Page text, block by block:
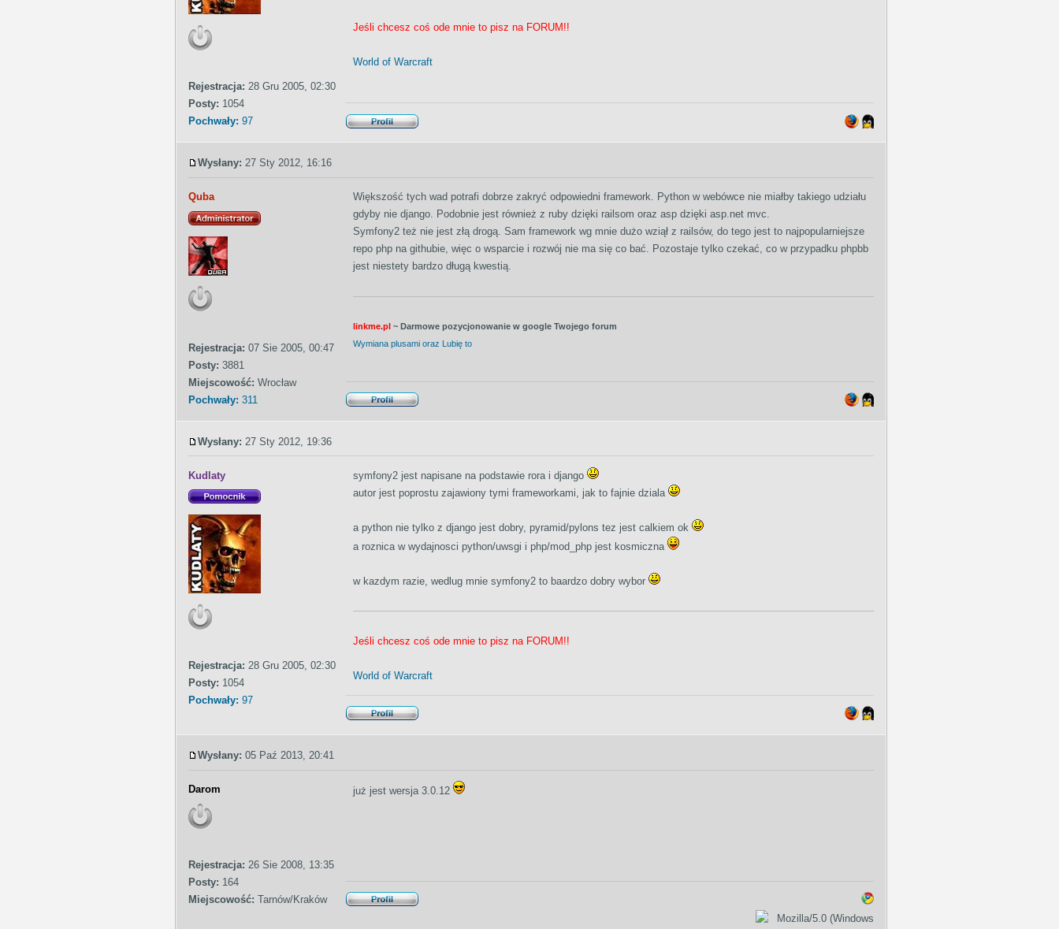
Rejestracja: 28 Gru 2005, 02:30
Posty: 1054
Pochwały: 97
Jeśli chcesz coś ode mnie to pisz na FORUM!!
World of Warcraft
Wysłany: 27 Sty 2012, 16:16
Quba
Rejestracja: 07 Sie 2005, 00:47
Posty: 3881
Miejscowość: Wrocław
Pochwały: 311
Większość tych wad potrafi dobrze zakryć odpowiedni framework. Python w webówce nie miałby takiego udziału
gdyby nie django. Podobnie jest również z ruby dzięki railsom oraz asp dzięki asp.net mvc.
Symfony2 też nie jest złą drogą. Sam framework wg mnie dużo wziął z railsów, do tego jest to najpopularniejsze
repo php na githubie, więc o wsparcie i rozwój nie ma się co bać. Pozostaje tylko czekać, co w przypadku phpbb
jest niestety bardzo długą kwestią.
linkme.pl ~ Darmowe pozycjonowanie w google Twojego forum
Wymiana plusami oraz Lubię to
Wysłany: 27 Sty 2012, 19:36
Kudlaty
Rejestracja: 28 Gru 2005, 02:30
Posty: 1054
Pochwały: 97
symfony2 jest napisane na podstawie rora i django
autor jest poprostu zajawiony tymi frameworkami, jak to fajnie dziala
a python nie tylko z django jest dobry, pyramid/pylons tez jest calkiem ok
a roznica w wydajnosci python/uwsgi i php/mod_php jest kosmiczna
w kazdym razie, wedlug mnie symfony2 to baardzo dobry wybor
Jeśli chcesz coś ode mnie to pisz na FORUM!!
World of Warcraft
Wysłany: 05 Paź 2013, 20:41
Darom
Rejestracja: 26 Sie 2008, 13:35
Posty: 164
Miejscowość: Tarnów/Kraków
już jest wersja 3.0.12